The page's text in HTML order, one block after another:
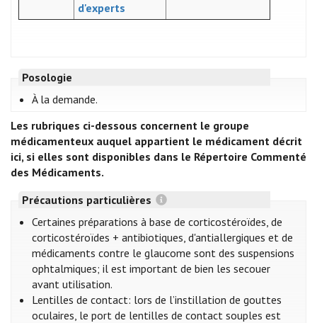
d'experts
Posologie
À la demande.
Les rubriques ci-dessous concernent le groupe
médicamenteux auquel appartient le médicament décrit
ici, si elles sont disponibles dans le Répertoire Commenté
des Médicaments.
Précautions particulières
Certaines préparations à base de corticostéroïdes, de
corticostéroïdes + antibiotiques, d'antiallergiques et de
médicaments contre le glaucome sont des suspensions
ophtalmiques; il est important de bien les secouer
avant utilisation.
Lentilles de contact: lors de l’instillation de gouttes
oculaires, le port de lentilles de contact souples est